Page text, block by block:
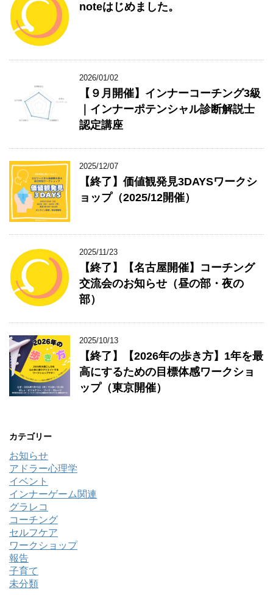
noteはじめました。
2026/01/02
【９月開催】インナーコーチング3級
｜インナーポテンシャル診断解説士
認定講座
2025/12/07
【終了】価値観発見3DAYSワークシ
ョップ（2025/12開催）
2025/11/23
【終了】【名古屋開催】コーチング
交流会のお知らせ（昼の部・夜の
部）
2025/10/13
【終了】【2026年の歩き方】1年を最
高にするための目標体感ワークショ
ップ（東京開催）
カテゴリー
お知らせ
アドラー心理学
イベント
インナーゲーム関連
グラレコ
コーチング
セルフケア
ワークショップ
報告
子育て
未分類